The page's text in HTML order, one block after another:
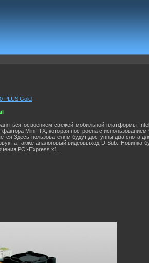
PLUS Gold
освоением свежей мобильной платформы
Mini-ITX, которая построена с
пользователям будут доступны два слота
а также аналоговый видеовыход D-Sub.
PCI-Express x1.